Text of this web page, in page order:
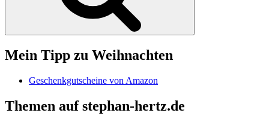
Mein Tipp zu Weihnachten
Geschenkgutscheine von Amazon
Themen auf stephan-hertz.de